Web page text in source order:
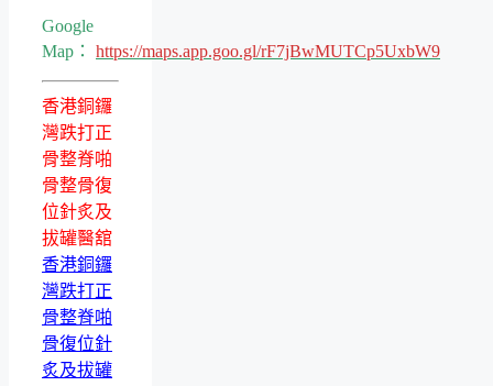
Google
Map： https://maps.app.goo.gl/rF7jBwMUTCp5UxbW9
香港銅鑼
灣跌打正
骨整脊啪
骨整骨復
位針炙及
拔罐醫舘
香港銅鑼
灣跌打正
骨整脊啪
骨復位針
炙及拔罐